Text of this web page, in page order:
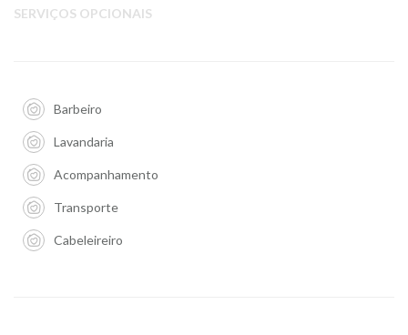
SERVIÇOS OPCIONAIS
Barbeiro
Lavandaria
Acompanhamento
Transporte
Cabeleireiro